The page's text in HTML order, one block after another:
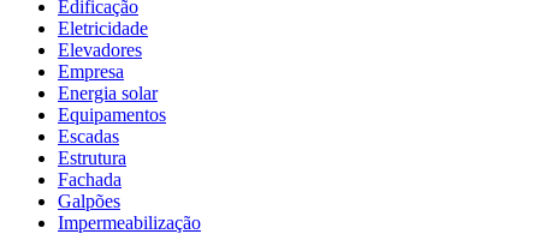
Edificação
Eletricidade
Elevadores
Empresa
Energia solar
Equipamentos
Escadas
Estrutura
Fachada
Galpões
Impermeabilização